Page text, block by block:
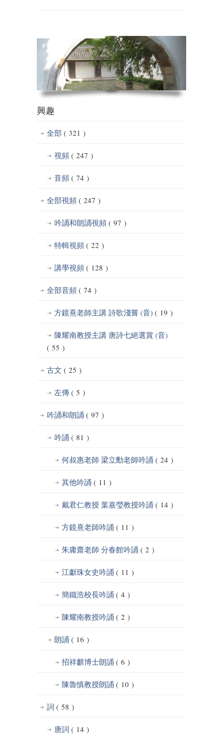
興趣
全部 ( 321 )
視頻 ( 247 )
音頻 ( 74 )
全部視頻 ( 247 )
吟誦和朗誦視頻 ( 97 )
特輯視頻 ( 22 )
講學視頻 ( 128 )
全部音頻 ( 74 )
方鏡熹老師主講 詩歌淺嘗 (音) ( 19 )
陳耀南教授主講 唐詩七絕選賞 (音)
( 55 )
古文 ( 25 )
左傳 ( 5 )
吟誦和朗誦 ( 97 )
吟誦 ( 81 )
何叔惠老師 梁立勳老師吟誦 ( 24 )
其他吟誦 ( 11 )
戴君仁教授 葉嘉瑩教授吟誦 ( 14 )
方鏡熹老師吟誦 ( 11 )
朱庸齋老師 分春館吟誦 ( 2 )
江獻珠女史吟誦 ( 11 )
簡鐵浩校長吟誦 ( 4 )
陳耀南教授吟誦 ( 2 )
朗誦 ( 16 )
招祥麒博士朗誦 ( 6 )
陳魯慎教授朗誦 ( 10 )
詞 ( 58 )
唐詞 ( 14 )